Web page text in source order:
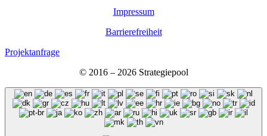
Impres­sum
Bar­rie­re­frei­heit
Projektanfrage
© 2016 – 2026 Stra­te­gie­pool